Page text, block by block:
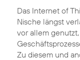
Das Internet of
Nische längst
vor allem
Zu diesem und